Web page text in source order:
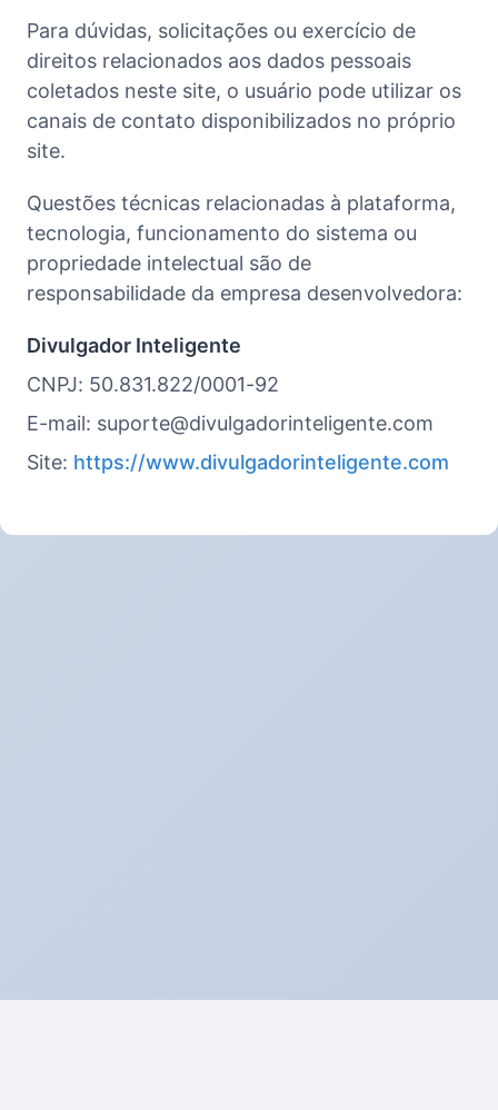
Para dúvidas, solicitações ou exercício de
direitos relacionados aos dados pessoais
coletados neste site, o usuário pode utilizar os
canais de contato disponibilizados no próprio
site.
Questões técnicas relacionadas à plataforma,
tecnologia, funcionamento do sistema ou
propriedade intelectual são de
responsabilidade da empresa desenvolvedora:
Divulgador Inteligente
CNPJ: 50.831.822/0001-92
E-mail: suporte@divulgadorinteligente.com
Site: https://www.divulgadorinteligente.com